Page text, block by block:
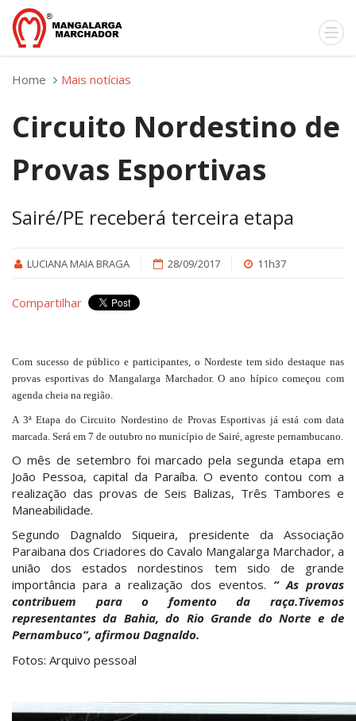
Home Mais notícias
Circuito Nordestino de
Provas Esportivas
Sairé/PE receberá terceira etapa
LUCIANA MAIA BRAGA 28/09/2017 11h37
Compartilhar
Com sucesso de público e participantes, o Nordeste tem sido destaque nas
provas esportivas do Mangalarga Marchador. O ano hípico começou com
agenda cheia na região.
A 3ª Etapa do Circuito Nordestino de Provas Esportivas já está com data
marcada. Será em 7 de outubro no município de Sairé, agreste pernambucano.
O mês de setembro foi marcado pela segunda etapa em
João Pessoa, capital da Paraíba. O evento contou com a
realização das provas de Seis Balizas, Três Tambores e
Maneabilidade.
Segundo Dagnaldo Siqueira, presidente da Associação
Paraibana dos Criadores do Cavalo Mangalarga Marchador, a
união dos estados nordestinos tem sido de grande
importância para a realização dos eventos. “ As provas
contribuem para o fomento da raça.Tivemos
representantes da Bahia, do Rio Grande do Norte e de
Pernambuco”, afirmou Dagnaldo.
Fotos: Arquivo pessoal